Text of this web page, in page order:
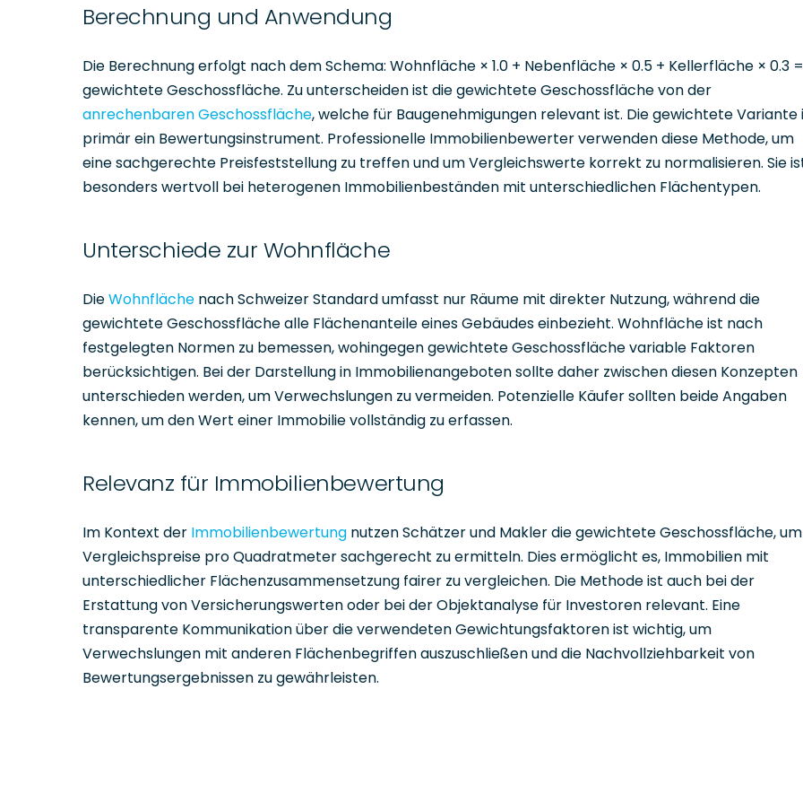
Berechnung und Anwendung
Die Berechnung erfolgt nach dem Schema: Wohnfläche × 1.0 + Nebenfläche × 0.5 + Kellerfläche × 0.3 =
gewichtete Geschossfläche. Zu unterscheiden ist die gewichtete Geschossfläche von der
anrechenbaren Geschossfläche, welche für Baugenehmigungen relevant ist. Die gewichtete Variante
primär ein Bewertungsinstrument. Professionelle Immobilienbewerter verwenden diese Methode, um
eine sachgerechte Preisfeststellung zu treffen und um Vergleichswerte korrekt zu normalisieren. Sie
besonders wertvoll bei heterogenen Immobilienbeständen mit unterschiedlichen Flächentypen.
Unterschiede zur Wohnfläche
DieWohnfläche nach Schweizer Standard umfasst nur Räume mit direkter Nutzung, während die
gewichtete Geschossfläche alle Flächenanteile eines Gebäudes einbezieht. Wohnfläche ist nach
festgelegten Normen zu bemessen, wohingegen gewichtete Geschossfläche variable Faktoren
berücksichtigen. Bei der Darstellung in Immobilienangeboten sollte daher zwischen diesen Konzepten
unterschieden werden, um Verwechslungen zu vermeiden. Potenzielle Käufer sollten beide Angaben
kennen, um den Wert einer Immobilie vollständig zu erfassen.
Relevanz für Immobilienbewertung
Im Kontext der Immobilienbewertung nutzen Schätzer und Makler die gewichtete Geschossfläche, um
Vergleichspreise pro Quadratmeter sachgerecht zu ermitteln. Dies ermöglicht es, Immobilien mit
unterschiedlicher Flächenzusammensetzung fairer zu vergleichen. Die Methode ist auch bei der
Erstattung von Versicherungswerten oder bei der Objektanalyse für Investoren relevant. Eine
transparente Kommunikation über die verwendeten Gewichtungsfaktoren ist wichtig, um
Verwechslungen mit anderen Flächenbegriffen auszuschließen und die Nachvollziehbarkeit von
Bewertungsergebnissen zu gewährleisten.